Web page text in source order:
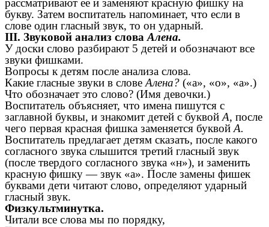
букву. Затем воспитатель напоминает, что если в
слове один гласный звук, то он ударный.
III. Звуковой анализ слова Алена.
У доски слово разбирают 5 детей и обозначают все
звуки фишками.
Вопросы к детям после анализа слова.
Какие гласные звуки в слове Алена? («а», «о», «а».)
Что обозначает это слово? (Имя девочки.)
Воспитатель объясняет, что имена пишутся с
заглавной буквы, и знакомит детей с буквой А, после
чего первая красная фишка заменяется буквой А.
Воспитатель предлагает детям сказать, после какого
согласного звука слышится третий гласный звук
(после твердого согласного звука «н»), и заменить
красную фишку — звук «а». После замены фишек
буквами дети читают слово, определяют ударный
гласный звук.
Физкультминутка.
Читали все слова мы по порядку,